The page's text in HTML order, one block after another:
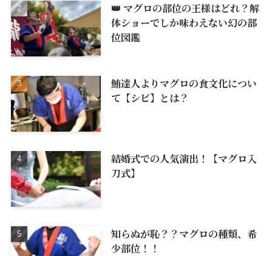
👑 マグロの部位の王様はどれ？解
体ショーでしか味わえない幻の部
位図鑑
鮪達人よりマグロの食文化につい
て【シビ】とは？
結婚式での人気演出！【マグロ入
刀式】
知らぬが恥？？マグロの種類、希
少部位！！